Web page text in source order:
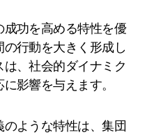
功を高める特性を優
行動を大きく形成し
、社会的ダイナミク
影響を与えます。
ような特性は、集団